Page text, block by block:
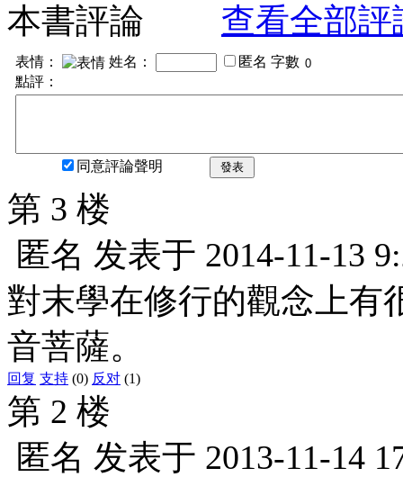
本書評論
查看全部評
表情： 姓名： 匿名 字數
點評：
同意評論聲明 發表
第 3 楼
匿名 发表于 2014-11-13
對末學在修行的觀念上有
音菩薩。
回复 支持 (0) 反对 (1)
第 2 楼
匿名 发表于 2013-11-14